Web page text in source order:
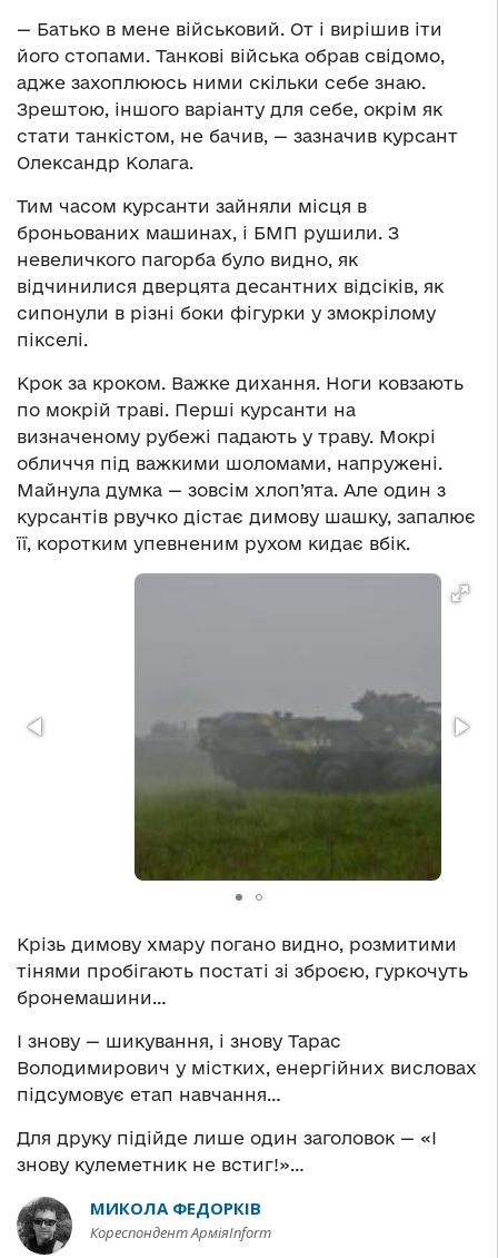
— Батько в мене військовий. От і вирішив іти
його стопами. Танкові війська обрав свідомо,
адже захоплююсь ними скільки себе знаю.
Зрештою, іншого варіанту для себе, окрім як
стати танкістом, не бачив, — зазначив курсант
Олександр Колага.
Тим часом курсанти зайняли місця в
броньованих машинах, і БМП рушили. З
невеличкого пагорба було видно, як
відчинилися дверцята десантних відсіків, як
сипонули в різні боки фігурки у змокрілому
пікселі.
Крок за кроком. Важке дихання. Ноги ковзають
по мокрій траві. Перші курсанти на
визначеному рубежі падають у траву. Мокрі
обличчя під важкими шоломами, напружені.
Майнула думка — зовсім хлоп’ята. Але один з
курсантів рвучко дістає димову шашку, запалює
її, коротким упевненим рухом кидає вбік.
Крізь димову хмару погано видно, розмитими
тінями пробігають постаті зі зброєю, гуркочуть
бронемашини…
І знову — шикування, і знову Тарас
Володимирович у містких, енергійних висловах
підсумовує етап навчання…
Для друку підійде лише один заголовок — «І
знову кулеметник не встиг!»…
МИКОЛА ФЕДОРКІВ
Кореспондент АрміяInform